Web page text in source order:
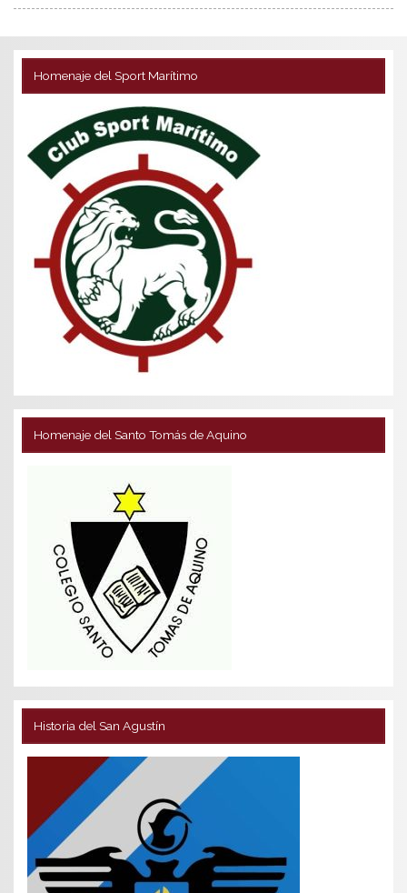
Homenaje del Sport Marítimo
Homenaje del Santo Tomás de Aquino
Historia del San Agustín